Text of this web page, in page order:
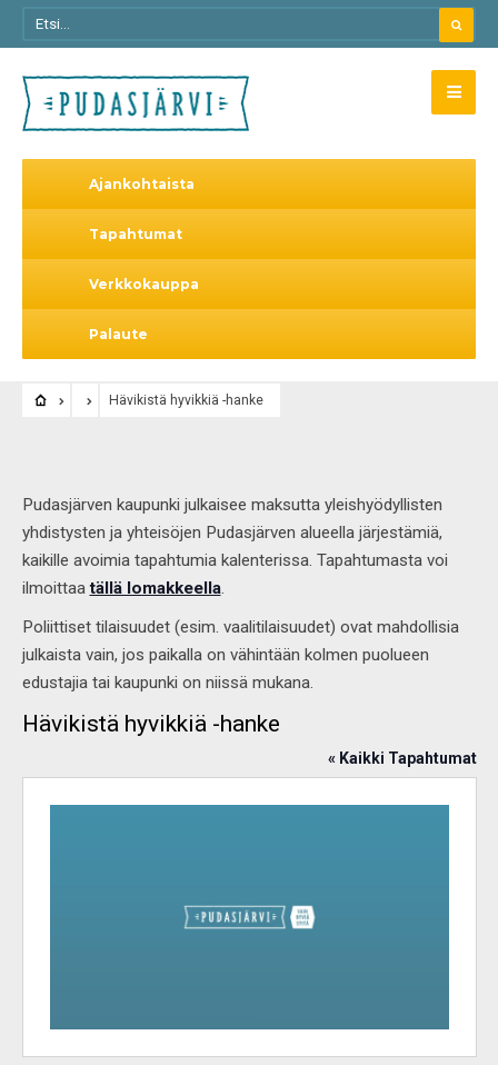
Ajankohtaista
Tapahtumat
Verkkokauppa
Palaute
Hävikistä hyvikkiä -hanke
Pudasjärven kaupunki julkaisee maksutta yleishyödyllisten
yhdistysten ja yhteisöjen Pudasjärven alueella järjestämiä,
kaikille avoimia tapahtumia kalenterissa. Tapahtumasta voi
ilmoittaatällä lomakkeella.
Poliittiset tilaisuudet (esim. vaalitilaisuudet) ovat mahdollisia
julkaista vain, jos paikalla on vähintään kolmen puolueen
edustajia tai kaupunki on niissä mukana.
Hävikistä hyvikkiä -hanke
« Kaikki Tapahtumat